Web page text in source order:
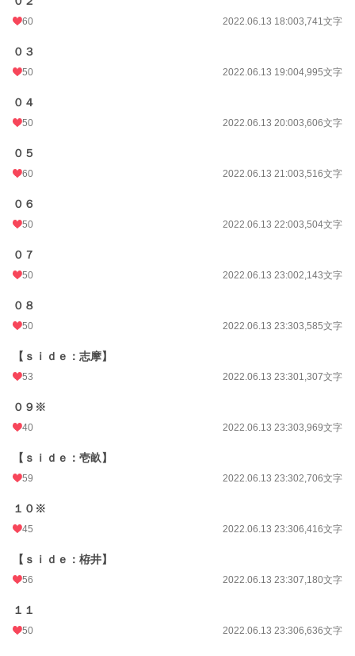
60 2022.06.13 18:003,741文字
０３
50 2022.06.13 19:004,995文字
０４
50 2022.06.13 20:003,606文字
０５
60 2022.06.13 21:003,516文字
０６
50 2022.06.13 22:003,504文字
０７
50 2022.06.13 23:002,143文字
０８
50 2022.06.13 23:303,585文字
【ｓｉｄｅ：志摩】
53 2022.06.13 23:301,307文字
０９※
40 2022.06.13 23:303,969文字
【ｓｉｄｅ：壱畝】
59 2022.06.13 23:302,706文字
１０※
45 2022.06.13 23:306,416文字
【ｓｉｄｅ：栫井】
56 2022.06.13 23:307,180文字
１１
50 2022.06.13 23:306,636文字